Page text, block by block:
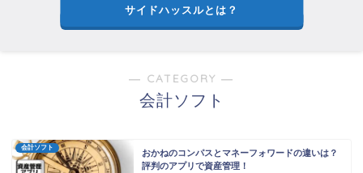
サイドハッスルとは？
― CATEGORY ―
会計ソフト
会計ソフト
おかねのコンパスとマネーフォワードの違いは？
評判のアプリで資産管理！